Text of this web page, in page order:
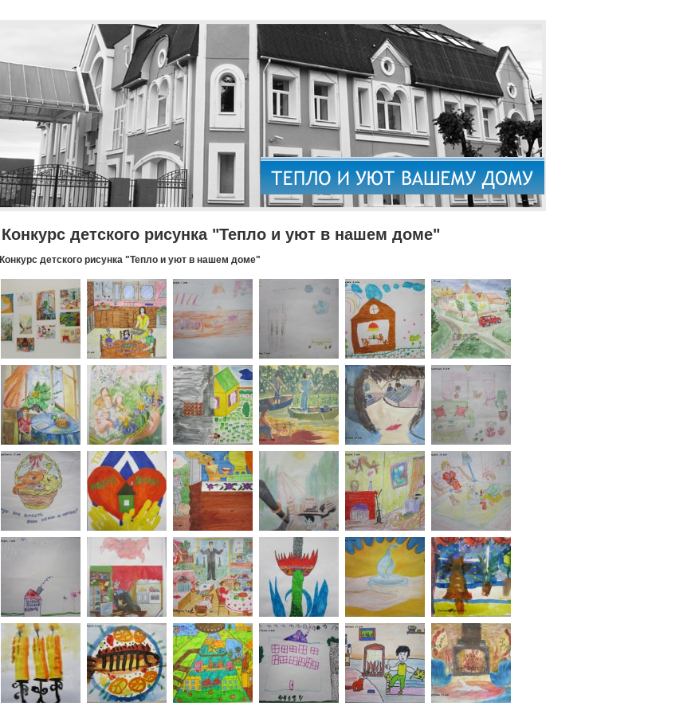
Конкурс детского рисунка "Тепло и уют в нашем доме"
Конкурс детского рисунка "Тепло и уют в нашем доме"